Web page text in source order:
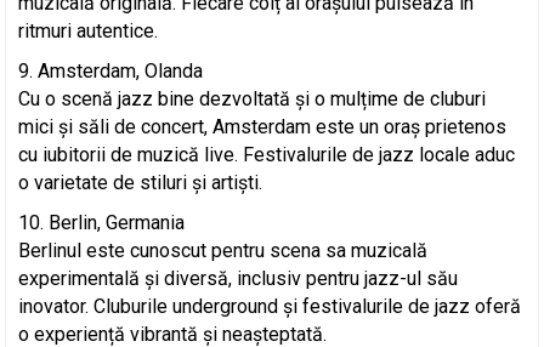
ritmuri autentice.
Amsterdam, Olanda
Cu o scenă jazz bine dezvoltată și o mulțime de cluburi
mici și săli de concert, Amsterdam este un oraș prietenos
cu iubitorii de muzică live. Festivalurile de jazz locale aduc
o varietate de stiluri și artiști.
Berlin, Germania
Berlinul este cunoscut pentru scena sa muzicală
experimentală și diversă, inclusiv pentru jazz-ul său
inovator. Cluburile underground și festivalurile de jazz oferă
o experiență vibrantă și neașteptată.